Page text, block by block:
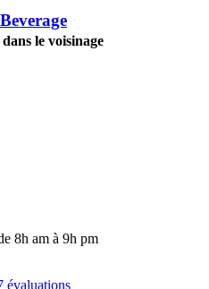
le voisinage
8h am à 9h pm
évaluations